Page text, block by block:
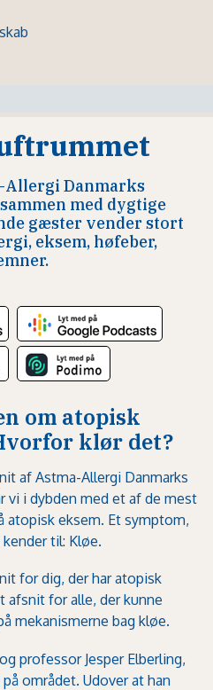
Allergi Danmarks
med dygtige
gæster vender stort
eksem, høfeber,
om atopisk
klør det?
af Astma-Allergi Danmarks
vi i dybden med et af de mest
atopisk eksem. Et symptom,
til: Kløe.
for dig, der har atopisk
afsnit for alle, der kunne
mekanismerne bag kløe.
professor Jesper Elberling,
området. Udover at han